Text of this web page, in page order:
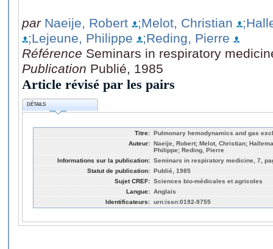
par Naeije, Robert ;Melot, Christian
;Lejeune, Philippe
;Reding, Pierre
Référence Seminars in respiratory
Publication Publié, 1985
Article révisé par les pairs
DÉTAILS
Titre: Pulmonary hemodynamics and gas
Auteur: Naeije, Robert; Melot, Christian;
Philippe; Reding, Pierre
Informations sur la publication: Seminars in respiratory medicine, 7,
Statut de publication: Publié, 1985
Sujet CREF: Sciences bio-médicales et agricoles
Langue: Anglais
Identificateurs: urn:issn:0192-9755